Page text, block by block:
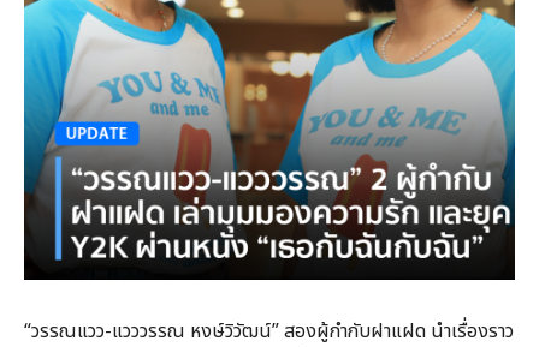
“วรรณแวว-แวววรรณ หงษ์วิวัฒน์” สองผู้กำกับฝาแฝด นำเรื่องราว